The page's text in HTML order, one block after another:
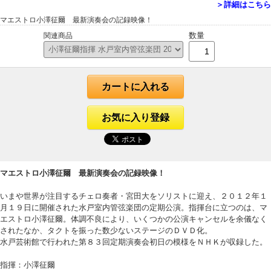
＞詳細はこちら
マエストロ小澤征爾 最新演奏会の記録映像！
関連商品
数量
カートに入れる
お気に入り登録
マエストロ小澤征爾 最新演奏会の記録映像！
いまや世界が注目するチェロ奏者・宮田大をソリストに迎え、２０１２年１
月１９日に開催された水戸室内管弦楽団の定期公演。指揮台に立つのは、マ
エストロ小澤征爾。体調不良により、いくつかの公演キャンセルを余儀なく
されたなか、タクトを振った数少ないステージのＤＶＤ化。
水戸芸術館で行われた第８３回定期演奏会初日の模様をＮＨＫが収録した。
指揮：小澤征爾